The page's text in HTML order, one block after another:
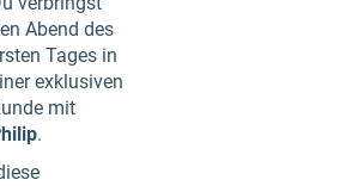
Abend des
Tages in
exklusiven
mit
.